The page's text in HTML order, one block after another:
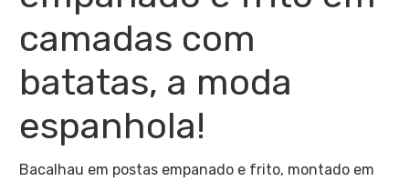
camadas com
batatas, a moda
espanhola!
Bacalhau em postas empanado e frito, montado em